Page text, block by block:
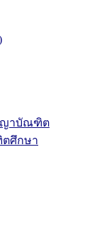
ญาบัณฑิต
ศึกษา